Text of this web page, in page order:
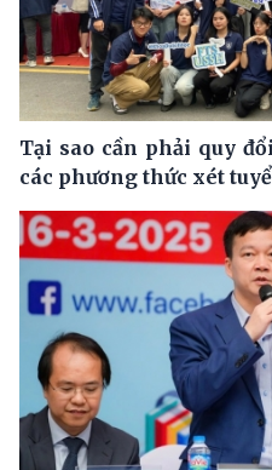
Tại sao cần phải quy
các phương thức xét